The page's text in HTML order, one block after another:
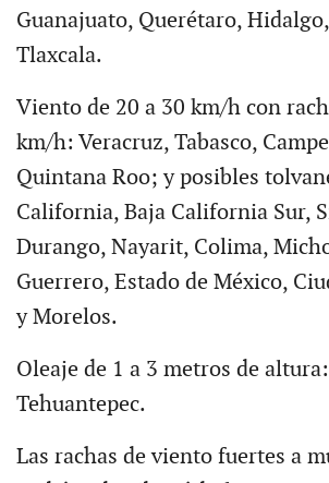
Guanajuato, Querétaro,
Tlaxcala.
Viento de 20 a 30 km/h con
km/h: Veracruz, Tabasco,
Quintana Roo; y posibles
California, Baja California Sur,
Durango, Nayarit, Colima,
Guerrero, Estado de México,
y Morelos.
Oleaje de 1 a 3 metros de
Tehuantepec.
Las rachas de viento fuertes a